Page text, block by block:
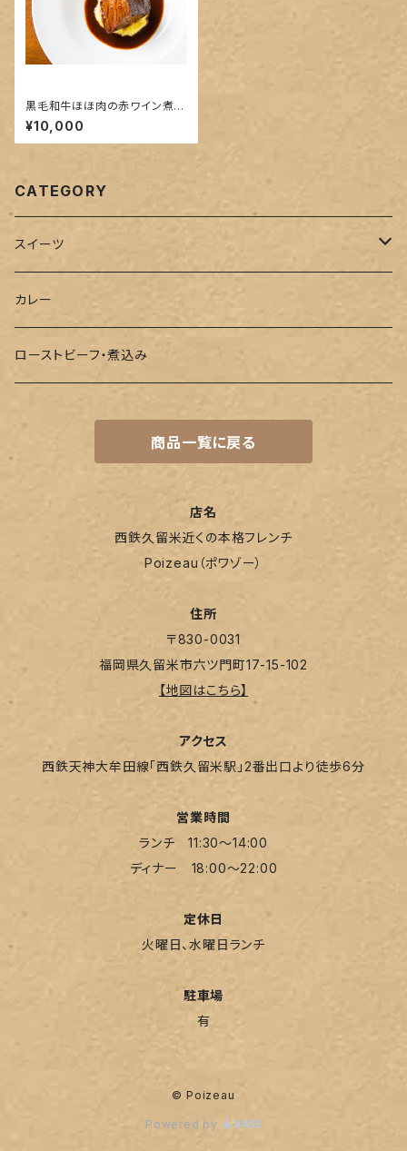
黒毛和牛ほほ肉の赤ワイン煮込
みセット（税込/送料込）
¥10,000
CATEGORY
スイーツ
セット
単品
カレー
ローストビーフ・煮込み
商品一覧に戻る
店名
西鉄久留米近くの本格フレンチ
Poizeau（ポワゾー）
住所
〒830-0031
福岡県久留米市六ツ門町17-15-102
【地図はこちら】
アクセス
西鉄天神大牟田線「西鉄久留米駅」2番出口より徒歩6分
営業時間
ランチ 11:30～14:00
ディナー 18:00～22:00
定休日
火曜日、水曜日ランチ
駐車場
有
© Poizeau
Powered by